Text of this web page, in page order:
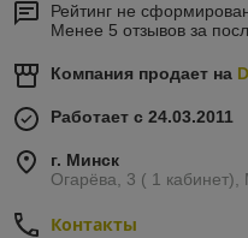
Рейтинг не
Менее 5 отзывов за
Компания продает на
Работает с 24.03.2011
г. Минск
Огарёва, 3 ( 1 кабинет),
Контакты